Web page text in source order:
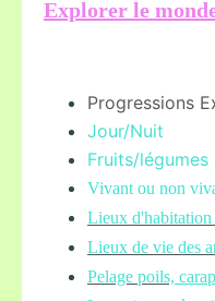
Explorer le
Progressions
Jour/Nuit
Fruits/légumes
Vivant ou non
Lieux d'habitation
Lieux de vie des
Pelage poils,